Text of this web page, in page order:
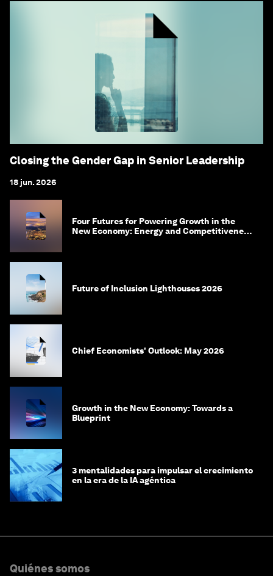
Closing the Gender Gap in Senior Leadership
18 jun. 2026
Four Futures for Powering Growth in the
New Economy: Energy and Competitiveness
Future of Inclusion Lighthouses 2026
Chief Economists' Outlook: May 2026
Growth in the New Economy: Towards a
Blueprint
3 mentalidades para impulsar el crecimiento
en la era de la IA agéntica
Quiénes somos